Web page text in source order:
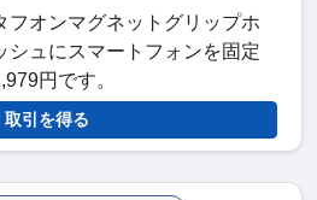
フオンマグネットグリップホ
シュにスマートフォンを固定
円です。
取引を得る